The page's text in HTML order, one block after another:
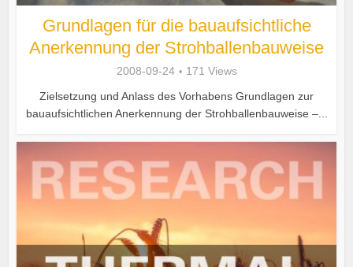
Grundlagen für die bauaufsichtliche
Anerkennung der Strohballenbauweise
2008-09-24
171 Views
Zielsetzung und Anlass des Vorhabens Grundlagen zur
bauaufsichtlichen Anerkennung der Strohballenbauweise –...